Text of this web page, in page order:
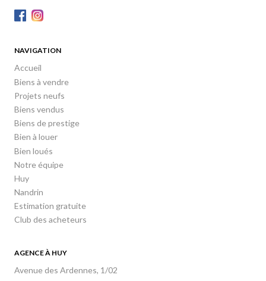
NAVIGATION
Accueil
Biens à vendre
Projets neufs
Biens vendus
Biens de prestige
Bien à louer
Bien loués
Notre équipe
Huy
Nandrin
Estimation gratuite
Club des acheteurs
AGENCE À HUY
Avenue des Ardennes, 1/02